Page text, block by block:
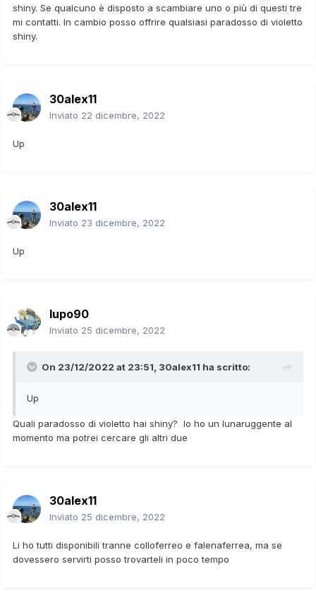
shiny. Se qualcuno è disposto a scambiare uno o più di questi tre
mi contatti. In cambio posso offrire qualsiasi paradosso di violetto
shiny.
30alex11
Inviato 22 dicembre, 2022
Up
30alex11
Inviato 23 dicembre, 2022
Up
lupo90
Inviato 25 dicembre, 2022
On 23/12/2022 at 23:51, 30alex11 ha scritto:
Up
Quali paradosso di violetto hai shiny? Io ho un lunaruggente al
momento ma potrei cercare gli altri due
30alex11
Inviato 25 dicembre, 2022
Li ho tutti disponibili tranne colloferreo e falenaferrea, ma se
dovessero servirti posso trovarteli in poco tempo